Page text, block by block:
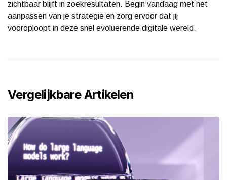
zichtbaar blijft in zoekresultaten. Begin vandaag met het
aanpassen van je strategie en zorg ervoor dat jij
vooroploopt in deze snel evoluerende digitale wereld.
Vergelijkbare Artikelen